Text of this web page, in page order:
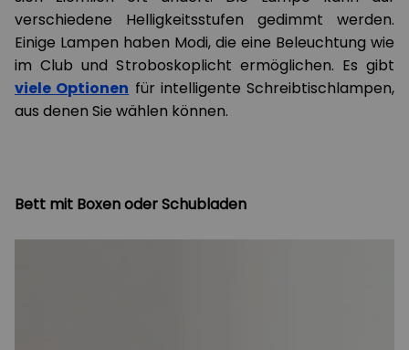
verschiedene Helligkeitsstufen gedimmt werden.
Einige Lampen haben Modi, die eine Beleuchtung wie
im Club und Stroboskoplicht ermöglichen. Es gibt
viele Optionen für intelligente Schreibtischlampen,
aus denen Sie wählen können.
Bett mit Boxen oder Schubladen